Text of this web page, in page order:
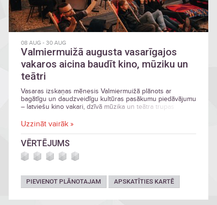
08 AUG - 30 AUG
Valmiermuižā augusta vasarīgajos
vakaros aicina baudīt kino, mūziku un
teātri
Vasaras izskaņas mēnesis Valmiermuižā plānots ar
bagātīgu un daudzveidīgu kultūras pasākumu piedāvājumu
– latviešu kino vakari, dzīvā mūzika un teātra trupas
Uzzināt vairāk »
VĒRTĒJUMS
PIEVIENOT PLĀNOTAJAM APSKATĪTIES KARTĒ